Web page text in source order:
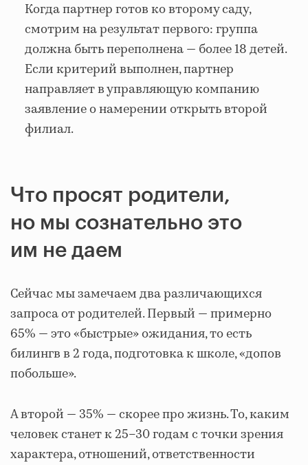
Когда партнер готов ко второму саду,
смотрим на результат первого: группа
должна бытьпереполнена— более 18 детей.
Если критерий выполнен, партнер
направляет в управляющую компанию
заявление о намерении открыть второй
филиал.
Что просят родители,
но мы сознательно это
им не даем
Сейчас мы замечаем два различающихся
запроса от родителей. Первый — примерно
65% — это «быстрые» ожидания, то есть
билингв в 2 года, подготовка к школе, «допов
побольше».
А второй — 35% — скорее про жизнь. То, каким
человек станет к 25–30 годам с точки зрения
характера, отношений, ответственности